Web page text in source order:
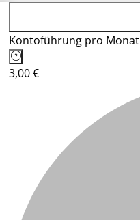
Kontoführung pro Monat
3,00 €